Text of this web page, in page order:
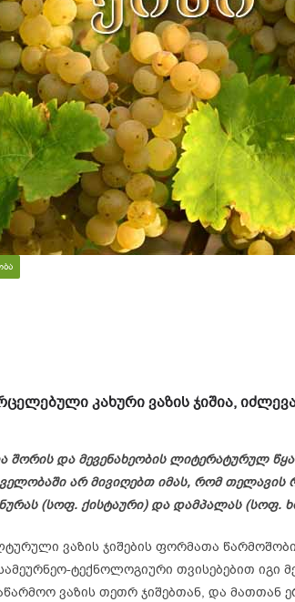
კახური ვაზის ჯიშია,
შორის და მევენახეობის ლიტერატურულ
არ მივიღებთ იმას, რომ თელავის
(სოფ. ქისტაური) და დამპალას (სოფ.
ვაზის ჯიშების ფორმათა
ტექნოლოგიური თვისებებით იგი
ვაზის თეთრ ჯიშებთან, და მათთან